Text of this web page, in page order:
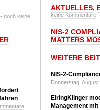
noch keine
AKTUELLES,
keine Kommentare
NIS-2
MATTERS
WEITERE
NIS-2-
Donnerstag,
ElringKlinger
Management